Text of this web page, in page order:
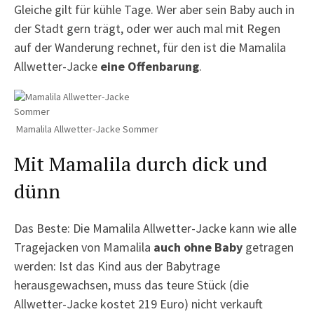
Gleiche gilt für kühle Tage. Wer aber sein Baby auch in
der Stadt gern trägt, oder wer auch mal mit Regen
auf der Wanderung rechnet, für den ist die Mamalila
Allwetter-Jacke eine Offenbarung.
Mamalila Allwetter-Jacke Sommer
Mit Mamalila durch dick und
dünn
Das Beste: Die Mamalila Allwetter-Jacke kann wie alle
Tragejacken von Mamalila auch ohne Baby getragen
werden: Ist das Kind aus der Babytrage
herausgewachsen, muss das teure Stück (die
Allwetter-Jacke kostet 219 Euro) nicht verkauft